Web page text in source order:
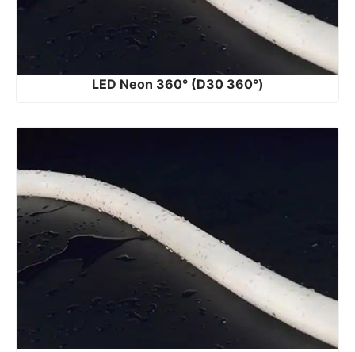
LED Neon 360° (D30 360°)